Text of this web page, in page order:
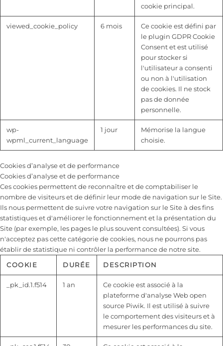
cookie principal.
viewed_cookie_policy 6 mois
Ce cookie est défini par
le plugin GDPR Cookie
Consent et est utilisé
pour stocker si
l'utilisateur a consenti
ou non à l'utilisation
de cookies. Il ne stock
pas de donnée
personnelle.
wp-
wpml_current_language
1 jour
Mémorise la langue
choisie.
Cookies d’analyse et de performance
Cookies d’analyse et de performance
Ces cookies permettent de reconnaître et de comptabiliser le
nombre de visiteurs et de définir leur mode de navigation sur le Site.
Ils nous permettent de suivre votre navigation sur le Site à des fins
statistiques et d'améliorer le fonctionnement et la présentation du
Site (par exemple, les pages le plus souvent consultées). Si vous
n'acceptez pas cette catégorie de cookies, nous ne pourrons pas
établir de statistique ni contrôler la performance de notre site.
COOKIE
DURÉE DESCRIPTION
_pk_id.1.f514 1 an
Ce cookie est associé à la
plateforme d'analyse Web open
source Piwik. Il est utilisé à suivre
le comportement des visiteurs et à
mesurer les performances du site.